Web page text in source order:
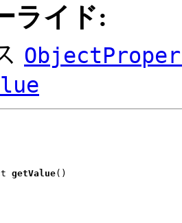
ライド:
getValue()